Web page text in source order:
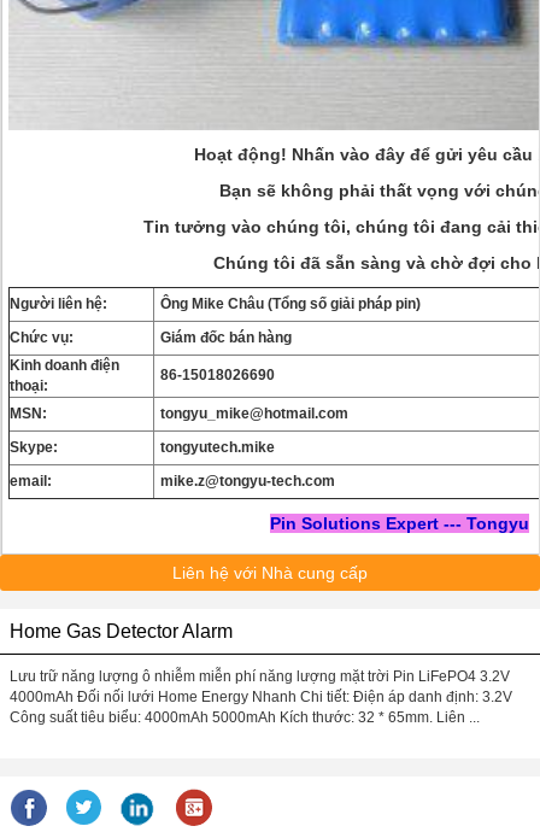
Hoạt động! Nhấn vào đây để gửi yêu cầu
Bạn sẽ không phải thất vọng với
Tin tưởng vào chúng tôi, chúng tôi đang cải
Chúng tôi đã sẵn sàng và chờ đợi cho
Người liên hệ:
Ông Mike Châu (Tổng số giải pháp pin)
Chức vụ:
Giám đốc bán hàng
Kinh doanh điện
thoại:
86-15018026690
MSN:
tongyu_mike@hotmail.com
Skype:
tongyutech.mike
email:
mike.z@tongyu-tech.com
Pin Solutions Expert --- Tongyu
Liên hệ với Nhà cung cấp
Home Gas Detector Alarm
Lưu trữ năng lượng ô nhiễm miễn phí năng lượng mặt trời Pin LiFePO4 3.2V
4000mAh Đối nối lưới Home Energy Nhanh Chi tiết: Điện áp danh định: 3.2V
Công suất tiêu biểu: 4000mAh 5000mAh Kích thước: 32 * 65mm. Liên ...